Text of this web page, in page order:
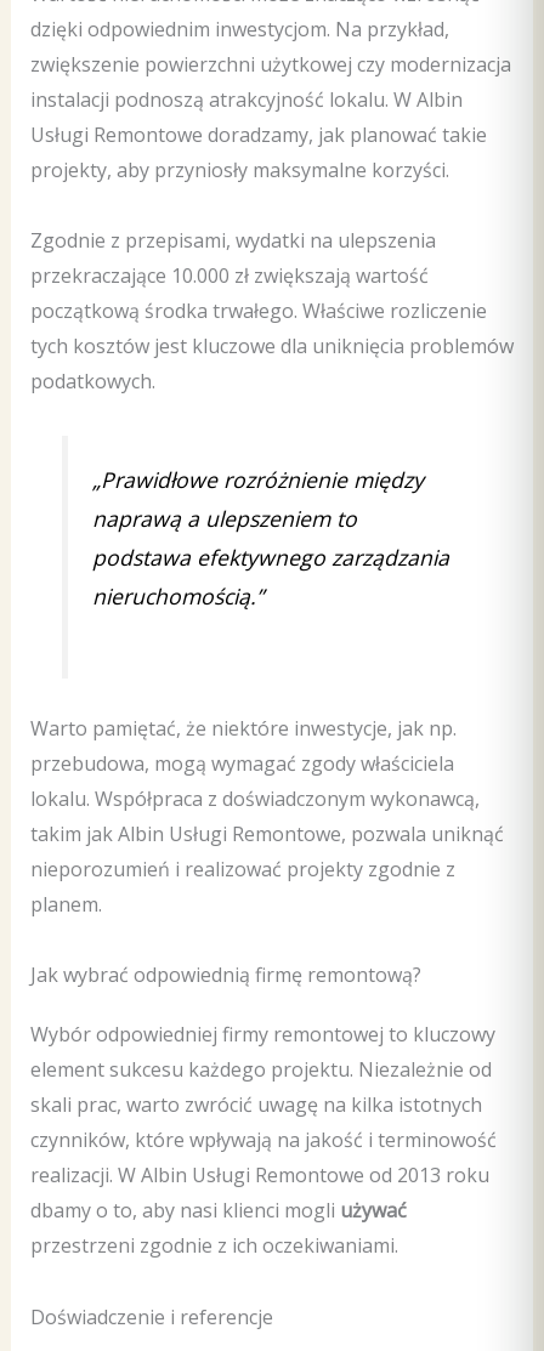
dzięki odpowiednim inwestycjom. Na przykład,
zwiększenie powierzchni użytkowej czy modernizacja
instalacji podnoszą atrakcyjność lokalu. W Albin
Usługi Remontowe doradzamy, jak planować takie
projekty, aby przyniosły maksymalne korzyści.
Zgodnie z przepisami, wydatki na ulepszenia
przekraczające 10.000 zł zwiększają wartość
początkową środka trwałego. Właściwe rozliczenie
tych kosztów jest kluczowe dla uniknięcia problemów
podatkowych.
„Prawidłowe rozróżnienie między
naprawą a ulepszeniem to
podstawa efektywnego zarządzania
nieruchomością.”
Warto pamiętać, że niektóre inwestycje, jak np.
przebudowa, mogą wymagać zgody właściciela
lokalu. Współpraca z doświadczonym wykonawcą,
takim jak Albin Usługi Remontowe, pozwala uniknąć
nieporozumień i realizować projekty zgodnie z
planem.
Jak wybrać odpowiednią firmę remontową?
Wybór odpowiedniej firmy remontowej to kluczowy
element sukcesu każdego projektu. Niezależnie od
skali prac, warto zwrócić uwagę na kilka istotnych
czynników, które wpływają na jakość i terminowość
realizacji. W Albin Usługi Remontowe od 2013 roku
dbamy o to, aby nasi klienci mogli używać
przestrzeni zgodnie z ich oczekiwaniami.
Doświadczenie i referencje